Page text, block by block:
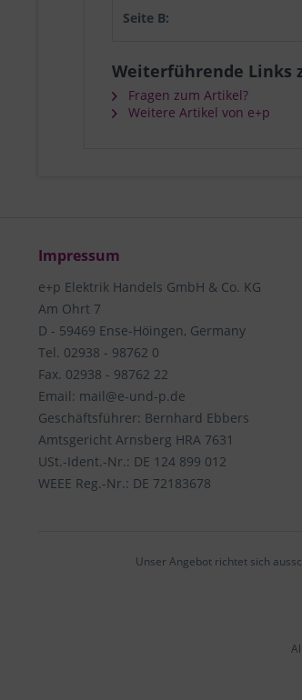
Seite B:
Weiterführende Links
Fragen zum Artikel?
Weitere Artikel von e+p
Impressum
e+p Elektrik Handels GmbH & Co. KG
Am Ohrt 7
D - 59469 Ense-Höingen, Germany
Tel. 02938 - 98762 0
Fax. 02938 - 98762 22
Email: mail@e-und-p.de
Geschäftsführer: Bernhard Ebbers
Amtsgericht Arnsberg HRA 7631
USt.-Ident.-Nr.: DE 124 899 012
WEEE Reg.-Nr.: DE 72183678
Unser Angebot richtet sich